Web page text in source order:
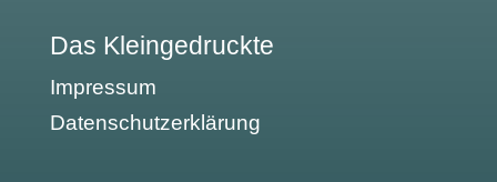
Das Kleingedruckte
Impressum
Datenschutzerklärung